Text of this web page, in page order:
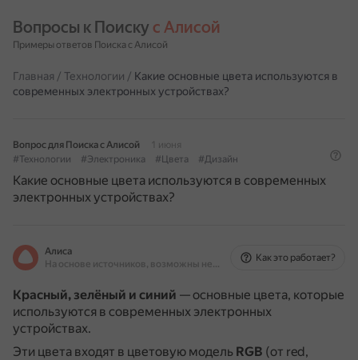
Вопросы к Поиску с Алисой
Примеры ответов Поиска с Алисой
Главная / Технологии / Какие основные цвета используются в
современных электронных устройствах?
Вопрос для Поиска с Алисой
1 июня
#Технологии
#Электроника #Цвета #Дизайн
Какие основные цвета используются в современных
электронных устройствах?
Алиса
На основе источников, возможны неточности
Как это работает?
Красный, зелёный и синий — основные цвета, которые
используются в современных электронных
устройствах.
Эти цвета входят в цветовую модель RGB (от red,